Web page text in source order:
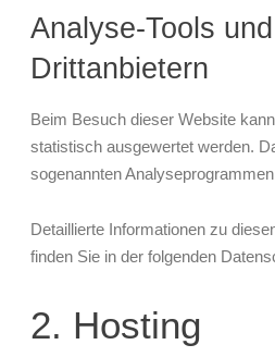
Analyse-Tools
Dritt­anbietern
Beim Besuch dieser Website
statistisch ausgewertet werden.
sogenannten
Detaillierte Informationen zu
finden Sie in der folgenden
2. Hosting